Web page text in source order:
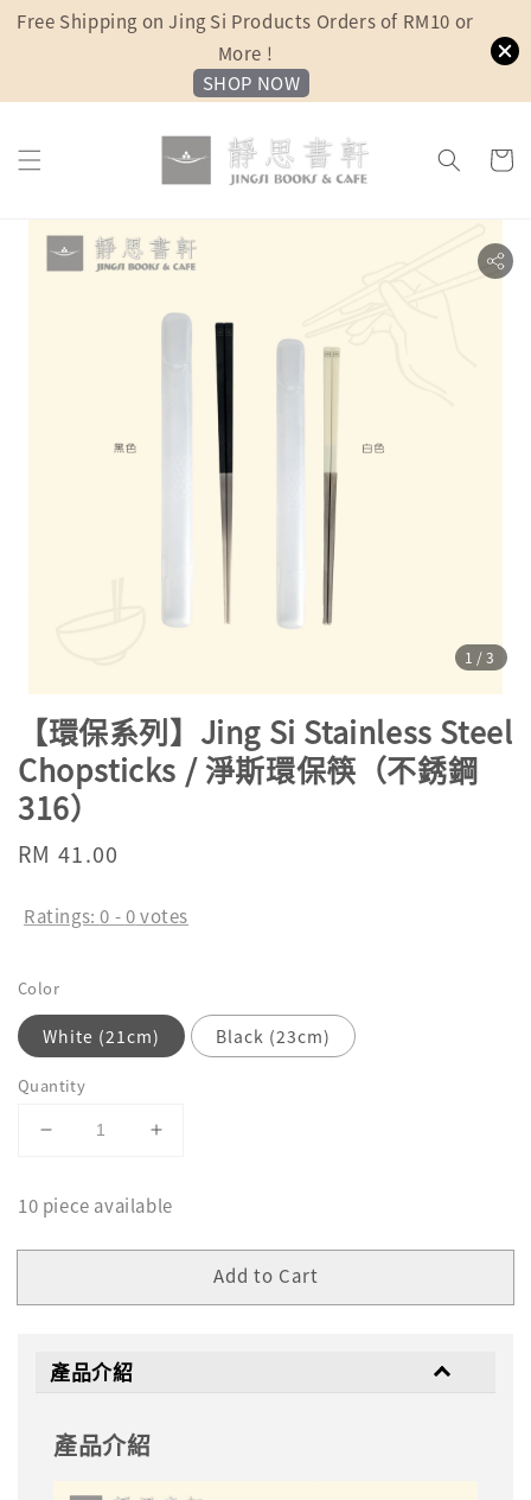
Free Shipping on Jing Si Products Orders of RM10 or
More !
SHOP NOW
1 /3
【環保系列】Jing Si Stainless Steel
Chopsticks / 淨斯環保筷（不銹鋼
316）
Regular
RM 41.00
Ratings:0 -0votes
Color
White (21cm) Black (23cm)
Quantity
10 piece available
Add to Cart
產品介紹
產品介紹